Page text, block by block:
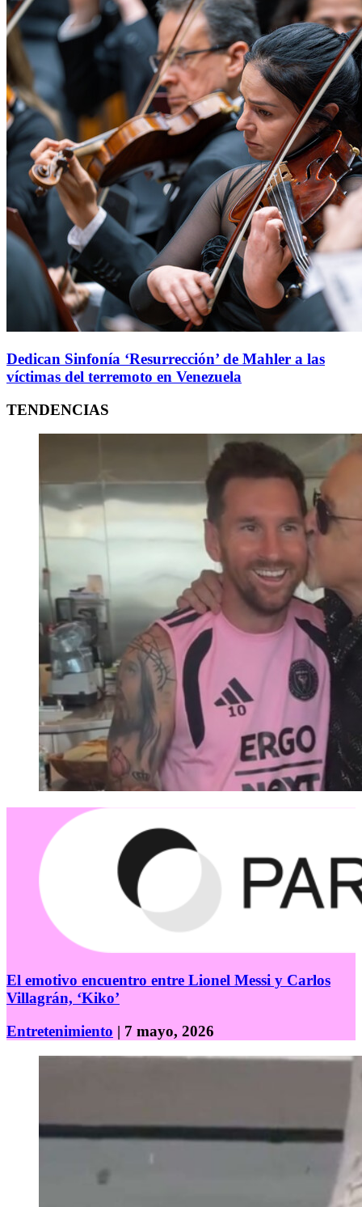
Dedican Sinfonía ‘Resurrección’ de Mahler a las
víctimas del terremoto en Venezuela
TENDENCIAS
El emotivo encuentro entre Lionel Messi y Carlos
Villagrán, ‘Kiko’
Entretenimiento | 7 mayo, 2026